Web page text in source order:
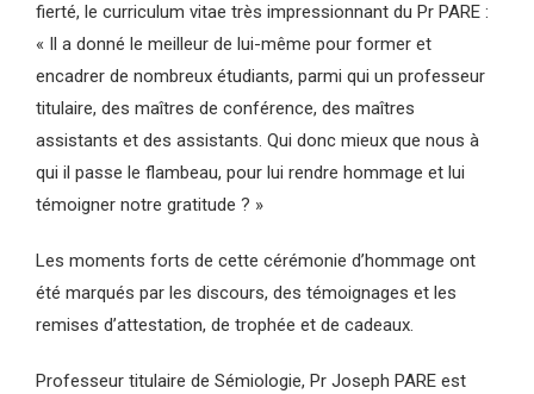
fierté, le curriculum vitae très impressionnant du Pr PARE :
« Il a donné le meilleur de lui-même pour former et
encadrer de nombreux étudiants, parmi qui un professeur
titulaire, des maîtres de conférence, des maîtres
assistants et des assistants. Qui donc mieux que nous à
qui il passe le flambeau, pour lui rendre hommage et lui
témoigner notre gratitude ? »
Les moments forts de cette cérémonie d’hommage ont
été marqués par les discours, des témoignages et les
remises d’attestation, de trophée et de cadeaux.
Professeur titulaire de Sémiologie, Pr Joseph PARE est